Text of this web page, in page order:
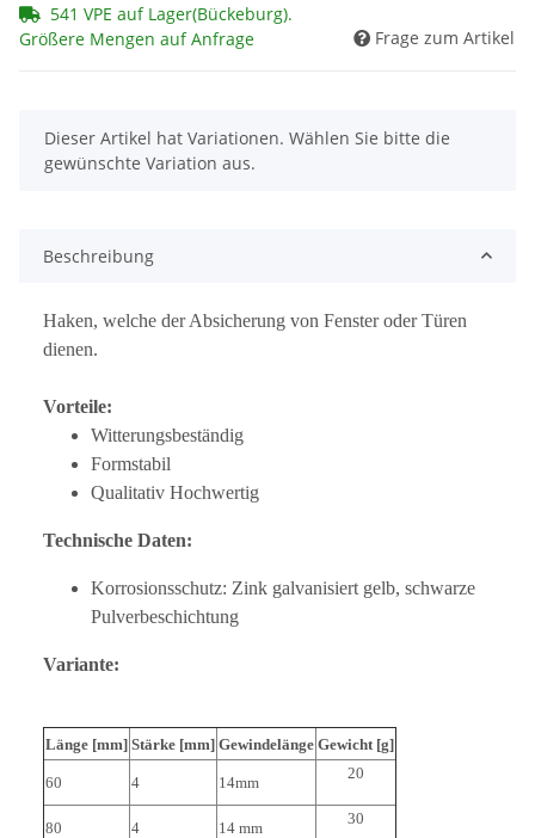
541 VPE auf Lager(Bückeburg).
Größere Mengen auf Anfrage
Frage zum Artikel
x
Dieser Artikel hat Variationen. Wählen Sie bitte die
gewünschte Variation aus.
Beschreibung
Haken, welche der Absicherung von Fenster oder Türen
dienen.
Vorteile:
Witterungsbeständig
Formstabil
Qualitativ Hochwertig
Technische Daten:
Korrosionsschutz: Zink galvanisiert gelb, schwarze
Pulverbeschichtung
Variante:
Länge [mm] Stärke [mm] Gewindelänge Gewicht [g]
60 4 14mm
20
80 4 14 mm
30